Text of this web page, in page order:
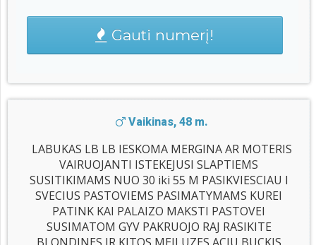
Gauti numerį!
Vaikinas, 48 m.
LABUKAS LB LB IESKOMA MERGINA AR MOTERIS
VAIRUOJANTI ISTEKEJUSI SLAPTIEMS
SUSITIKIMAMS NUO 30 iki 55 M PASIKVIESCIAU I
SVECIUS PASTOVIEMS PASIMATYMAMS KUREI
PATINK KAI PALAIZO MAKSTI PASTOVEI
SUSIMATOM GYV PAKRUOJO RAJ RASIKITE